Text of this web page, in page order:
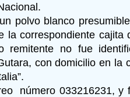
polvo blanco
la correspondiente cajita
remitente no fue
con domicilio en la
número 033216231, y